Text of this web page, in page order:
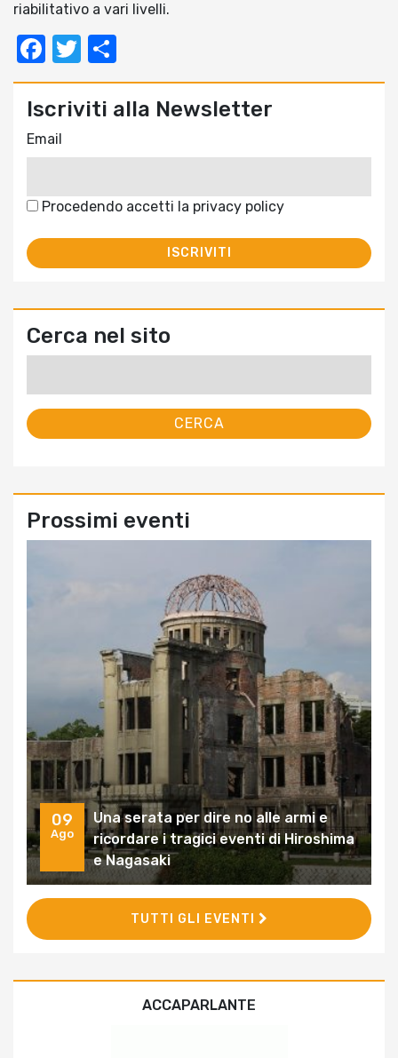
riabilitativo a vari livelli.
Facebook
Twitter
Iscriviti alla Newsletter
Email
Procedendo accetti la privacy policy
Cerca nel sito
Prossimi eventi
09
Ago
Una serata per dire no alle armi e
ricordare i tragici eventi di Hiroshima
e Nagasaki
TUTTI GLI EVENTI
ACCAPARLANTE